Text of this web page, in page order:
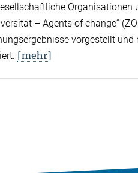
– Agents of change“
vorgestellt
[mehr]